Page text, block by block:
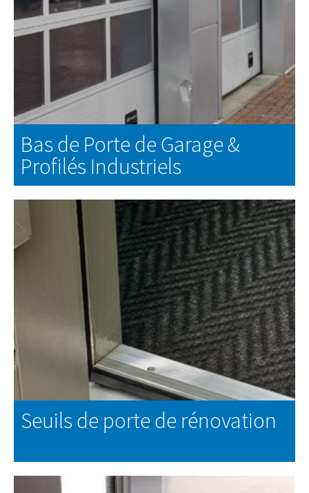
Bas de Porte de Garage &
Profilés Industriels
Bas de Porte de Garage & Profilés Industriels
EN SAVOIR PLUS
Seuils de porte de rénovation